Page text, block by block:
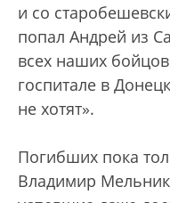
и со
попал Андрей из
всех наших
госпитале в
не хотят».
Погибших пока
Владимир